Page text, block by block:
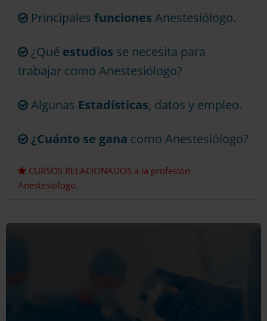
Principales funciones Anestesiólogo.
¿Qué estudios se necesita para
trabajar como Anestesiólogo?
Algunas Estadísticas, datos y empleo.
¿Cuánto se gana como Anestesiólogo?
CURSOS RELACIONADOS a la profesión
Anestesiólogo.